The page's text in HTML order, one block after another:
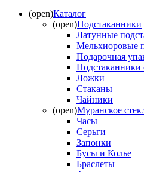
(open)Каталог
(open)Подстаканники
Латунные
Мельхиоровые
Подарочная
Подстаканники
Ложки
Стаканы
Чайники
(open)Муранское
Часы
Серьги
Запонки
Бусы и Колье
Браслеты